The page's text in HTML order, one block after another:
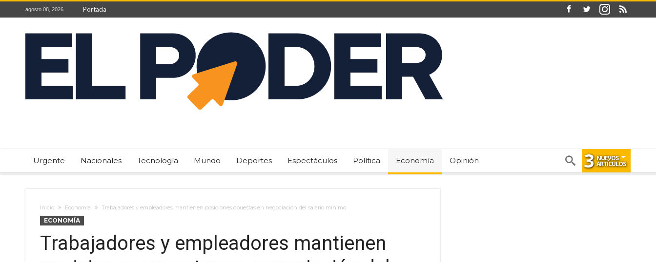
agosto 08, 2026 Portada
Urgente Nacionales Tecnología Mundo Deportes Espectáculos Política Economía Opinión 3 NUEVOS
ARTÍCULOS
Inicio Economía Trabajadores y empleadores mantienen posiciones opuestas en negociación del salario mínimo
ECONOMÍA
Trabajadores y empleadores mantienen